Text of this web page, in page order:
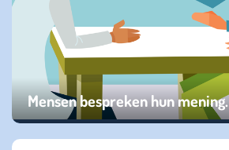
Mensen bespreken hun mening.